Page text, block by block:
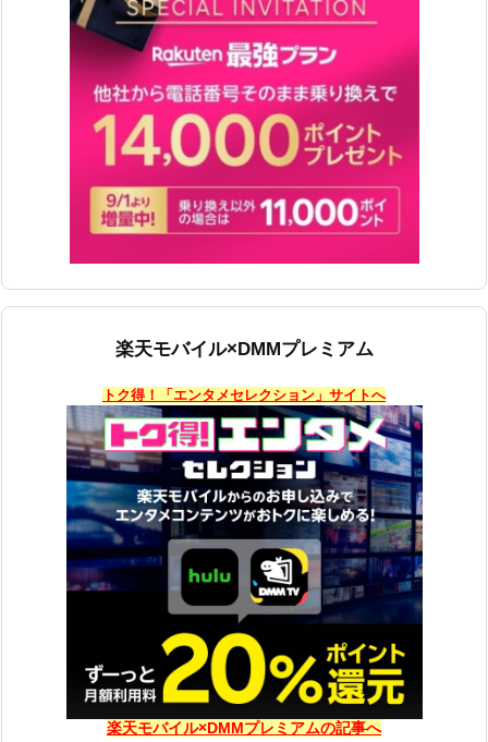
楽天モバイル×DMMプレミアム
トク得！「エンタメセレクション」サイトへ
楽天モバイル×DMMプレミアムの記事へ